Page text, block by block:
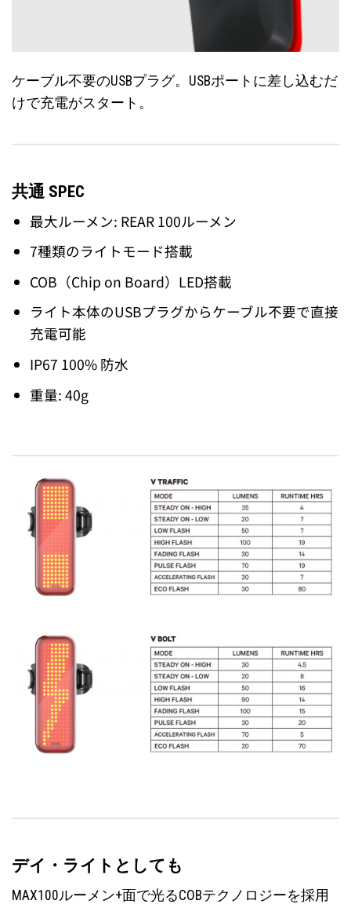
ケーブル不要のUSBプラグ。USBポートに差し込むだ
けで充電がスタート。
共通 SPEC
最大ルーメン: REAR 100ルーメン
7種類のライトモード搭載
COB（Chip on Board）LED搭載
ライト本体のUSBプラグからケーブル不要で直接
充電可能
IP67 100% 防水
重量: 40g
デイ・ライトとしても
MAX100ルーメン+面で光るCOBテクノロジーを採用